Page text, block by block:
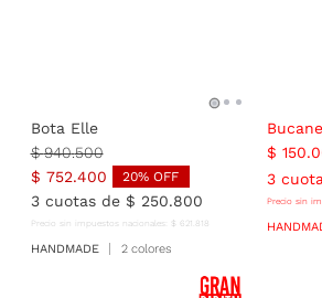
Bota Elle
$ 940.500
$ 752.400 20% OFF
3cuotas de $ 250.800
Precio sin impuestos nacionales: $ 621 818
HANDMADE 2 colores
$ 150.
3
Precio sin